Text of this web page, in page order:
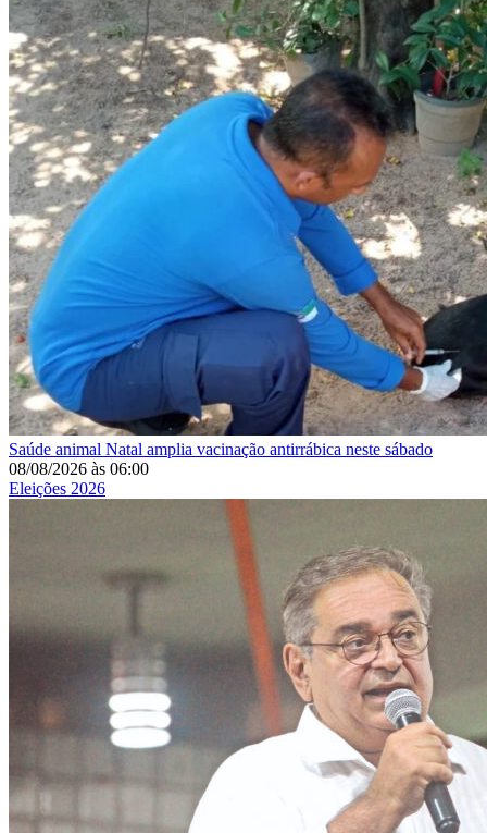
Saúde animal Natal amplia vacinação antirrábica neste sábado
08/08/2026 às 06:00
Eleições 2026